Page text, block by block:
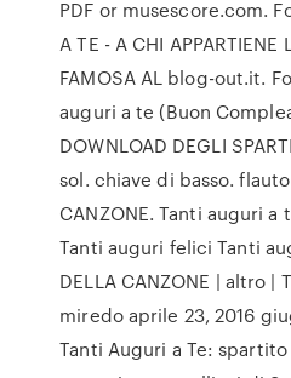
PDF or musescore.com.
A TE - A CHI APPARTIENE
FAMOSA AL blog-out.it.
auguri a te (Buon
DOWNLOAD DEGLI
sol. chiave di basso.
CANZONE. Tanti auguri a
Tanti auguri felici Tanti
DELLA CANZONE | altro |
miredo aprile 23, 2016
Tanti Auguri a Te: